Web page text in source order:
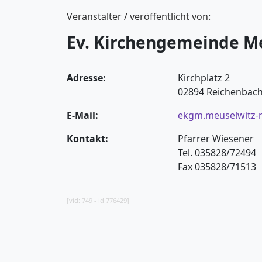
Veranstalter / veröffentlicht von:
Ev. Kirchengemeinde
Adresse:
Kirchplatz 2
02894
E-Mail:
ekgm.meuselwitz-
Kontakt:
Pfarrer Wiesener
Tel. 035828/72494
Fax 035828/71513
[vid: 749 - id 776429]